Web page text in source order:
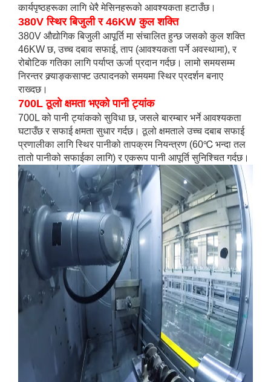
कार्यपृष्ठहरूका लागि धेरै मेसिनहरूको आवश्यकता हटाउँछ।
380V स्थिर बिजुली र 46KW कुल शक्ति
380V औद्योगिक बिजुली आपूर्ति मा संचालित हुन्छ जसको कुल शक्ति
46KW छ, उच्च दबाव सफाई, ताप (आवश्यकता पर्ने अवस्थामा), र
रोबोटिक गतिका लागि पर्याप्त ऊर्जा प्रदान गर्दछ। लामो समयसम्म
निरन्तर क्र्याङ्कसाफ्ट उत्पादनको समयमा स्थिर प्रदर्शन बनाए
राख्दछ।
700L ठूलो क्षमता भएको पानी ट्यांक
700L को पानी ट्यांकको सुविधा छ, जसले बारम्बार भर्ने आवश्यकता
घटाउँछ र सफाई क्षमता सुधार गर्दछ। ठूलो क्षमताले उच्च दबाब सफाई
प्रणालीका लागि स्थिर पानीको तापक्रम नियन्त्रण (60℃ भन्दा तल
तातो पानीको सफाईका लागि) र एकरूप पानी आपूर्ति सुनिश्चित गर्दछ।